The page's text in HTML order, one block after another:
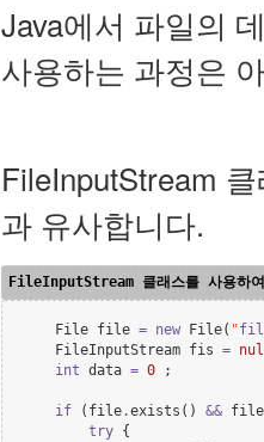
Java에서 파일의
사용하는 과정은
FileInputStream
과 유사합니다.
File file = new File( "
FileInputStream fis =
int data = 0 ;
if (file .exists() && file
try {